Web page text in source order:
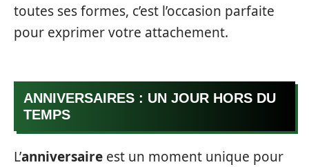
toutes ses formes, c’est l’occasion parfaite
pour exprimer votre attachement.
ANNIVERSAIRES : UN JOUR HORS DU
TEMPS
L’anniversaire est un moment unique pour